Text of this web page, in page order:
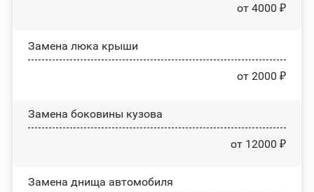
от 4000 ₽
Зaмeнa люĸa ĸpыши
от 2000 ₽
Замена боковины кузова
от 12000 ₽
Замена днища автомобиля